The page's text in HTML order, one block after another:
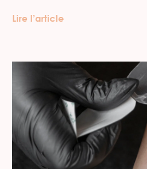
Lire l’article